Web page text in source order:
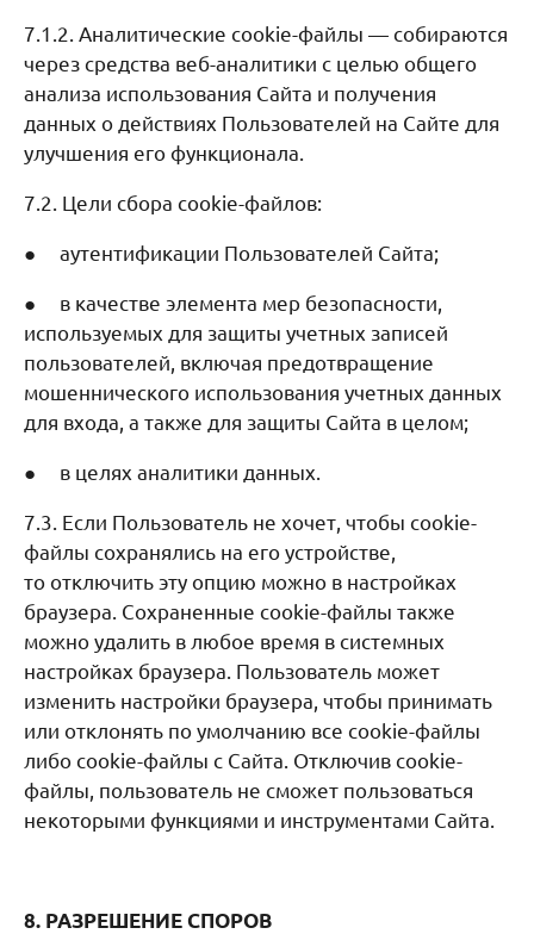
7.1.2. Аналитические cookie-файлы — собираются
через средства веб-аналитики с целью общего
анализа использования Сайта и получения
данных о действиях Пользователей на Сайте для
улучшения его функционала.
7.2. Цели сбора cookie-файлов:
● аутентификации Пользователей Сайта;
● в качестве элемента мер безопасности,
используемых для защиты учетных записей
пользователей, включая предотвращение
мошеннического использования учетных данных
для входа, а также для защиты Сайта в целом;
● в целях аналитики данных.
7.3. Если Пользователь не хочет, чтобы cookie-
файлы сохранялись на его устройстве,
то отключить эту опцию можно в настройках
браузера. Сохраненные cookie-файлы также
можно удалить в любое время в системных
настройках браузера. Пользователь может
изменить настройки браузера, чтобы принимать
или отклонять по умолчанию все cookie-файлы
либо cookie-файлы с Сайта. Отключив cookie-
файлы, пользователь не сможет пользоваться
некоторыми функциями и инструментами Сайта.
8. РАЗРЕШЕНИЕ СПОРОВ